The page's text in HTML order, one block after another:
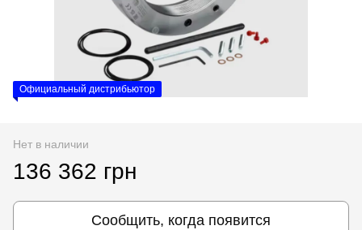
Официальный дистрибьютор
Нет в наличии
136 362 грн
Сообщить, когда появится